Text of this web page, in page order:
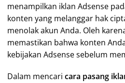
menampilkan iklan Adsense
konten yang melanggar hak
menolak akun Anda. Oleh
memastikan bahwa konten
kebijakan Adsense sebelum
Dalam mencari cara pasang